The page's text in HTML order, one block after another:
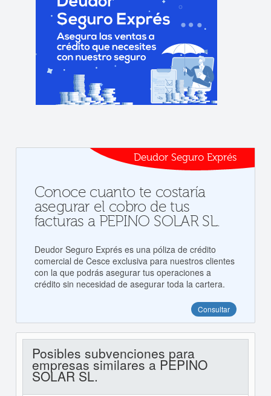
Deudor Seguro Exprés
Conoce cuanto te costaría
asegurar el cobro de tus
facturas a PEPINO SOLAR SL.
Deudor Seguro Exprés es una póliza de crédito
comercial de Cesce exclusiva para nuestros clientes
con la que podrás asegurar tus operaciones a
crédito sin necesidad de asegurar toda la cartera.
Consultar
Posibles subvenciones para
empresas similares a PEPINO
SOLAR SL.